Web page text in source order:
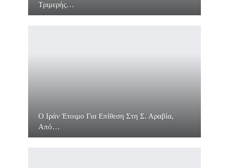
Τριμερής…
O Ιράν Έτοιμο Για Επίθεση Στη Σ. Αραβία,
Από…